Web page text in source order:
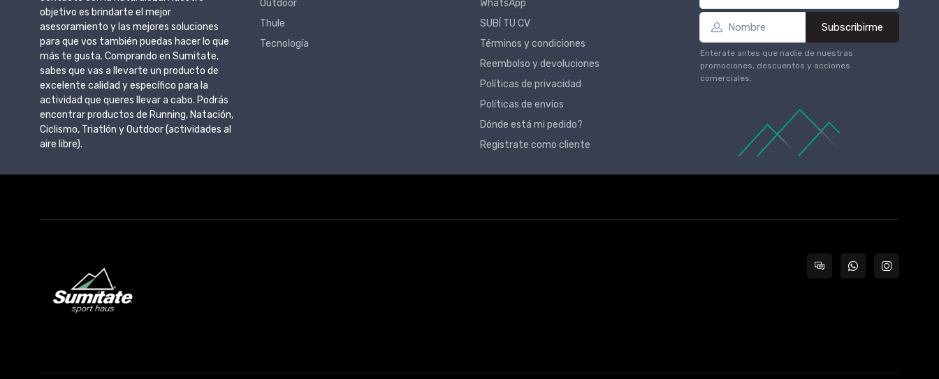
objetivo es brindarte el mejor
asesoramiento y las mejores soluciones
para que vos también puedas hacer lo que
más te gusta. Comprando en Sumitate,
sabes que vas a llevarte un producto de
excelente calidad y específico para la
actividad que queres llevar a cabo. Podrás
encontrar productos de Running, Natación,
Ciclismo, Triatlón y Outdoor (actividades al
aire libre).
Outdoor
Thule
Tecnología
WhatsApp
SUBÍ TU CV
Términos y condiciones
Reembolso y devoluciones
Políticas de privacidad
Políticas de envíos
Dónde está mi pedido?
Registrate como cliente
Subscribirme
Enterate antes que nadie de nuestras
promociones, descuentos y acciones
comerciales.